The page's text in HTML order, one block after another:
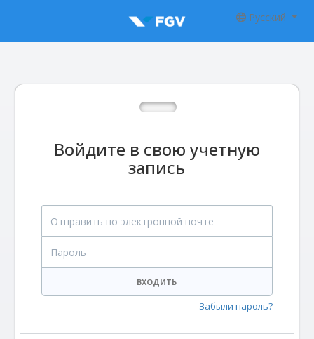
Русский
Войдите в свою учетную
запись
Отправить по электронной почте
ВХОДИТЬ
Забыли пароль?